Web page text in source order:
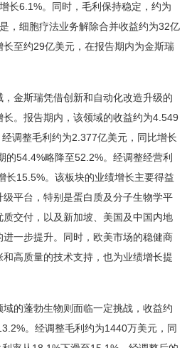
长6.1%。同时，毛利保持稳定，约为
，细胞疗法业务解除合并收益约为32亿
至约29亿美元，在报告期内为金斯瑞
金斯瑞凭借创新和自动化改造升级的
。报告期内，该领域的收益约为4.549
调整毛利约为2.377亿美元，同比增长
的54.4%略降至52.2%。经调整经营利
长15.5%。该板块的业绩增长主要得益
平台，特别是蛋白质及分子生物学平
交付，以及新加坡、美国及中国内地
一步提升。同时，欧美市场的稳健商
高质量的技术支持，也为业绩增长提
的蓬勃生物则面临一定挑战，收益约
。经调整毛利约为1440万美元，同